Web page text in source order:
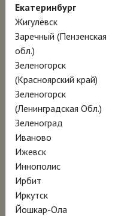
Эндрю работал в
реализма»: писал
на деревянную
другим,
мгновения на таких
«Апрельский
произведений
окрестные дома и
где жил художник.
всегда
популярностью, в
современного
Екатеринбург
Жигулёвск
Заречный (Пензенская
обл.)
Зеленогорск
(Красноярский край)
Зеленогорск
(Ленинградская Обл.)
Зеленоград
Иваново
Ижевск
Иннополис
Ирбит
Иркутск
Йошкар-Ола